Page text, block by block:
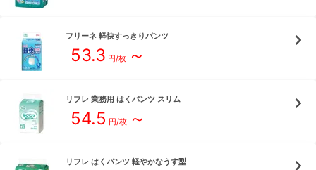
フリーネ 軽快すっきりパンツ
53.3 円/枚 ～
リフレ 業務用 はくパンツ スリム
54.5 円/枚 ～
リフレ はくパンツ 軽やかなうす型